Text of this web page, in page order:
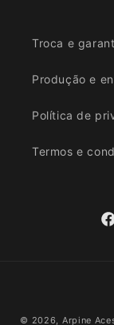
Troca e
Produção e
Política de
Termos e
© 2026, Arpine